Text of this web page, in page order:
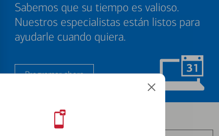
Sabemos que su tiempo es valioso.
Nuestros especialistas están listos para
ayudarle cuando quiera.
Programar ahora
Los productos de inversión y seguros: